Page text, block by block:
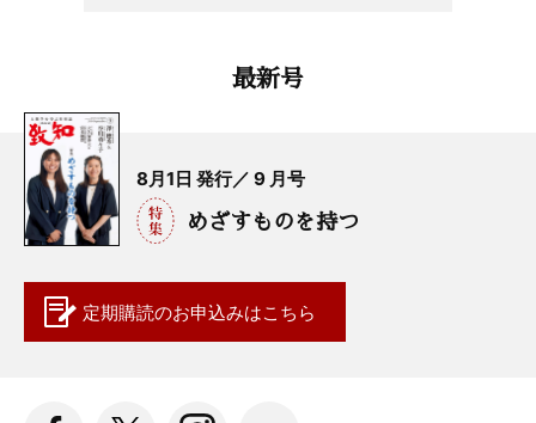
最新号
8月1日 発行／ 9 月号
めざすものを持つ
定期購読のお申込みはこちら